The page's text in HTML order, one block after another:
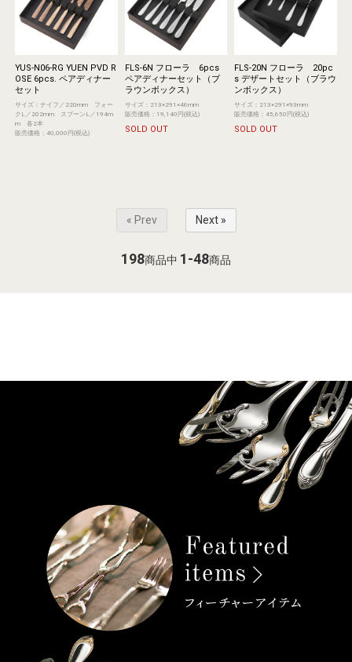
YUS-N06-RG YUEN PVD R
OSE 6pcs. ペアディナー
セット
サイズ：ナイフ／220mm フォー
クL／202mm スプーンL／194m
m 各2本
販売価格：40,000円(税込)
FLS-6N フローラ 6pcs
ペアディナーセット（ブ
ラウンボックス）
サイズ：213×291×46mm
販売価格：19,140円(税込)
SOLD OUT
FLS-20N フローラ 20pc
s デザートセット（ブラウ
ンボックス）
サイズ：213×291×93mm
販売価格：45,650円(税込)
SOLD OUT
« Prev Next »
198商品中 1-48商品